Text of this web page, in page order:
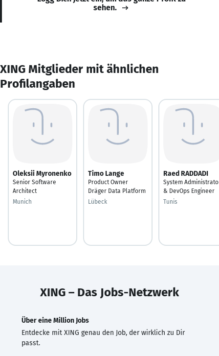
sehen.
XING Mitglieder mit ähnlichen
Profilangaben
Oleksii Myronenko
Senior Software
Architect
Munich
Timo Lange
Product Owner
Dräger Data Platform
Lübeck
Raed RADDADI
System
& DevOps Engineer
Tunis
XING – Das Jobs-Netzwerk
Über eine Million Jobs
Entdecke mit XING genau den Job, der wirklich zu Dir
passt.